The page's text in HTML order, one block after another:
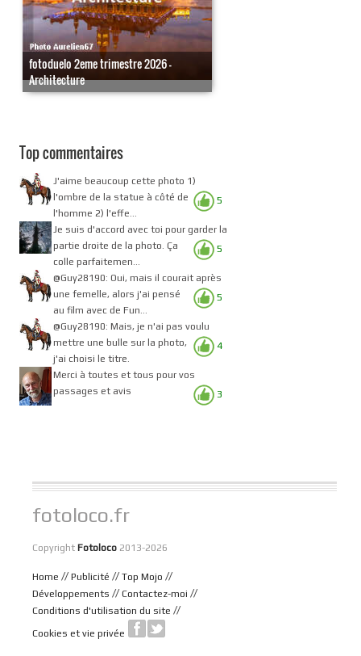
fotoduelo 2eme trimestre 2026 -
Architecture
Top commentaires
5
J'aime beaucoup cette photo 1)
l'ombre de la statue à côté de
l'homme 2) l'effe...
5
Je suis d'accord avec toi pour garder la
partie droite de la photo. Ça
colle parfaitemen...
5
@Guy28190: Oui, mais il courait après
une femelle, alors j'ai pensé
au film avec de Fun...
4
@Guy28190: Mais, je n'ai pas voulu
mettre une bulle sur la photo,
j'ai choisi le titre.
3
Merci à toutes et tous pour vos
passages et avis
fotoloco.fr
Copyright Fotoloco 2013-2026
Home // Publicité // Top Mojo //
Développements // Contactez-moi //
Conditions d'utilisation du site //
Cookies et vie privée